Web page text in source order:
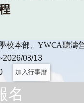
校本部、YWCA聽濤
08/13
加入行事曆
名